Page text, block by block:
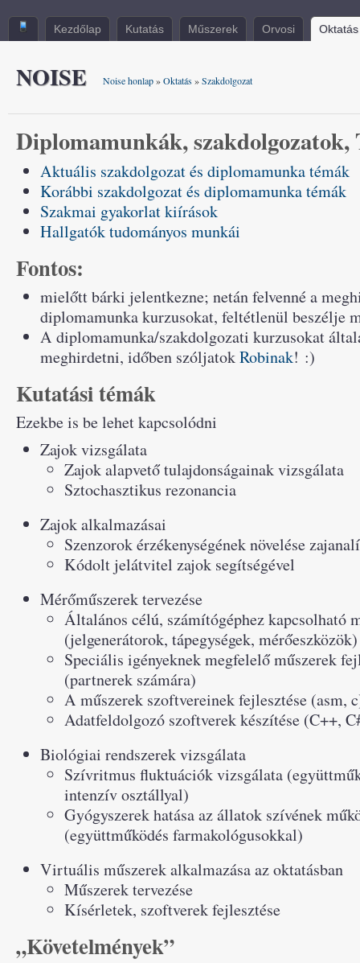
Kezdőlap Kutatás Műszerek Orvosi Oktatás
NOISE Noise honlap»Oktatás»Szakdolgozat
Diplomamunkák, szakdolgozatok,
Aktuális szakdolgozat és diplomamunka témák
Korábbi szakdolgozat és diplomamunka témák
Szakmai gyakorlat kiírások
Hallgatók tudományos munkái
Fontos:
mielőtt bárki jelentkezne; netán felvenné a
diplomamunka kurzusokat, feltétlenül beszélje
A diplomamunka/szakdolgozati kurzusokat
meghirdetni, időben szóljatokRobinak! :)
Kutatási témák
Ezekbe is be lehet kapcsolódni
Zajok vizsgálata
Zajok alapvető tulajdonságainak vizsgálata
Sztochasztikus rezonancia
Zajok alkalmazásai
Szenzorok érzékenységének növelése
Kódolt jelátvitel zajok segítségével
Mérőműszerek tervezése
Általános célú, számítógéphez kapcsolható
(jelgenerátorok, tápegységek, mérőeszközök)
Speciális igényeknek megfelelő műszerek
(partnerek számára)
A műszerek szoftvereinek fejlesztése (asm,
Adatfeldolgozó szoftverek készítése (C++,
Biológiai rendszerek vizsgálata
Szívritmus fluktuációk vizsgálata
intenzív osztállyal)
Gyógyszerek hatása az állatok szívének
(együttműködés farmakológusokkal)
Virtuális műszerek alkalmazása az oktatásban
Műszerek tervezése
Kísérletek, szoftverek fejlesztése
„Követelmények”